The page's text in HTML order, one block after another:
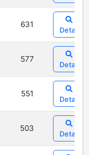
631
Detail
577
Detail
551
Detail
503
Detail